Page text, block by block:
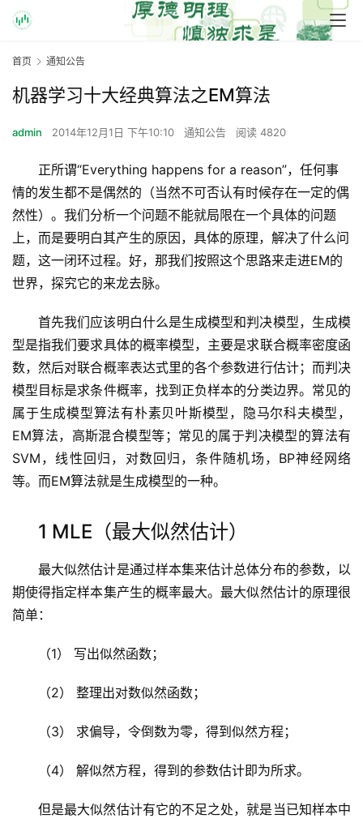
首页 通知公告
机器学习十大经典算法之EM算法
admin 2014年12月1日 下午10:10 通知公告 阅读 4820
正所谓“Everything happens for a reason”，任何事
情的发生都不是偶然的（当然不可否认有时候存在一定的偶
然性）。我们分析一个问题不能就局限在一个具体的问题
上，而是要明白其产生的原因，具体的原理，解决了什么问
题，这一闭环过程。好，那我们按照这个思路来走进EM的
世界，探究它的来龙去脉。
首先我们应该明白什么是生成模型和判决模型，生成模
型是指我们要求具体的概率模型，主要是求联合概率密度函
数，然后对联合概率表达式里的各个参数进行估计；而判决
模型目标是求条件概率，找到正负样本的分类边界。常见的
属于生成模型算法有朴素贝叶斯模型，隐马尔科夫模型，
EM算法，高斯混合模型等；常见的属于判决模型的算法有
SVM，线性回归，对数回归，条件随机场，BP神经网络
等。而EM算法就是生成模型的一种。
1 MLE（最大似然估计）
最大似然估计是通过样本集来估计总体分布的参数，以
期使得指定样本集产生的概率最大。最大似然估计的原理很
简单：
（1） 写出似然函数；
（2） 整理出对数似然函数；
（3） 求偏导，令倒数为零，得到似然方程；
（4） 解似然方程，得到的参数估计即为所求。
但是最大似然估计有它的不足之处，就是当已知样本中